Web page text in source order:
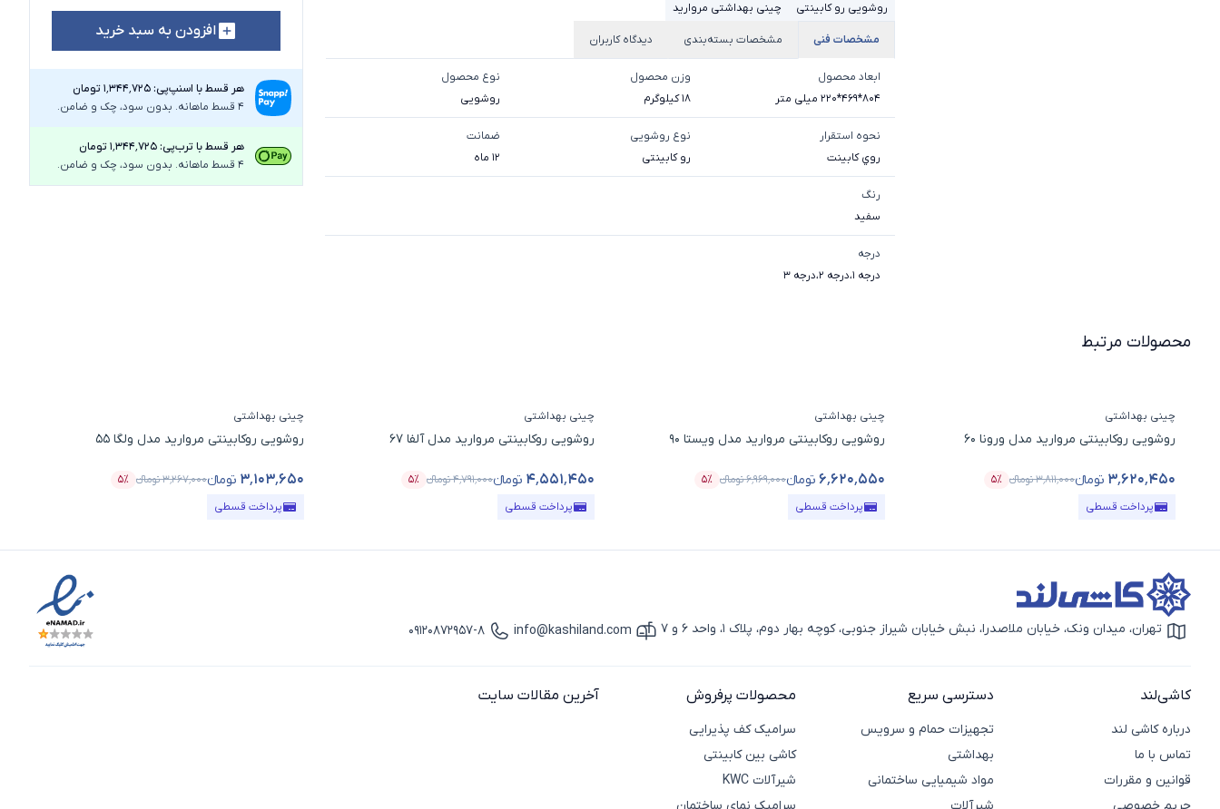
افزودن به سبد خرید
هر قسط با اسنپ‌پی: ۱٬۳۴۴٬۷۲۵ تومان
4 قسط ماهانه. بدون سود، چک و ضامن.
هر قسط با ترب‌پی: ۱٬۳۴۴٬۷۲۵ تومان
4 قسط ماهانه. بدون سود، چک و ضامن.
روشویی رو کابینتی چینی بهداشتی مروارید
مشخصات فنی مشخصات بسته‌بندی دیدگاه کاربران
ابعاد محصول
804*469*220 میلی متر
وزن محصول
18 کیلوگرم
نوع محصول
روشویی
نحوه استقرار
روي کابينت
نوع روشویی
رو کابینتی
ضمانت
12 ماه
رنگ
سفید
درجه
درجه 1 ،درجه 2 ،درجه 3
محصولات مرتبط
چینی بهداشتی
روشویی روکابینتی مروارید مدل ورونا 60
۳٬۶۲۰٬۴۵۰ تومانء۳٬۸۱۱٬۰۰۰تومانء
قیمت محصول
۵٪
درصد تخفیف
پرداخت قسطی
چینی بهداشتی
روشویی روکابینتی مروارید مدل ویستا 90
۶٬۶۲۰٬۵۵۰ تومانء۶٬۹۶۹٬۰۰۰تومانء
قیمت محصول
۵٪
درصد تخفیف
پرداخت قسطی
چینی بهداشتی
روشویی روکابینتی مروارید مدل آلفا 67
۴٬۵۵۱٬۴۵۰ تومانء۴٬۷۹۱٬۰۰۰تومانء
قیمت محصول
۵٪
درصد تخفیف
پرداخت قسطی
چینی بهداشتی
روشویی روکابینتی مروارید مدل ولگا 55
۳٬۱۰۳٬۶۵۰ تومانء۳٬۲۶۷٬۰۰۰تومانء
قیمت محصول
۵٪
درصد تخفیف
پرداخت قسطی
آیکون نقشه
تهران، میدان ونک، خیابان ملاصدرا، نبش خیابان شیراز جنوبی، کوچه بهار دوم، پلاک 1، واحد 6 و 7
آیکون ایمیل
info@kashiland.com
آیکون تماس
09120872957-8
کاشی‌لند
درباره کاشی لند
تماس با ما
قوانین و مقررات
دسترسی سریع
تجهیزات حمام و سرویس
بهداشتی
مواد شیمیایی ساختمانی
محصولات پرفروش
سرامیک کف پذیرایی
کاشی بین کابینتی
شیرآلات KWC
آخرین مقالات سایت